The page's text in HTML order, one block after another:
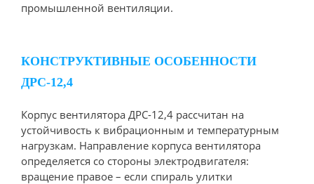
промышленной вентиляции.
КОНСТРУКТИВНЫЕ ОСОБЕННОСТИ
ДРС-12,4
Корпус вентилятора ДРС-12,4 рассчитан на
устойчивость к вибрационным и температурным
нагрузкам. Направление корпуса вентилятора
определяется со стороны электродвигателя:
вращение правое – если спираль улитки